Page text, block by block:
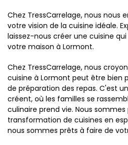
Chez TressCarrelage, nous nous
votre vision de la cuisine idéale.
laissez-nous créer une cuisine
votre maison à Lormont.
Chez TressCarrelage, nous
cuisine à Lormont peut être bien
de préparation des repas. C'est
créent, où les familles se
culinaire prend vie. Nous sommes
transformation de cuisines en
nous sommes prêts à faire de